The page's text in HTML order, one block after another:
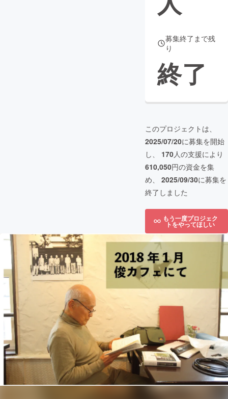
募集終了まで残
り
終了
このプロジェクトは、
2025/07/20に募集を開始
し、 170人の支援により
610,050円の資金を集
め、 2025/09/30に募集を
終了しました
もう一度プロジェク
トをやってほしい